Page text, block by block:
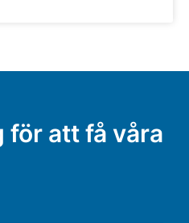
för att få våra